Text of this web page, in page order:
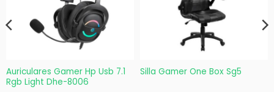
Auriculares Gamer Hp Usb 7.1
Rgb Light Dhe-8006
Silla Gamer One Box Sg5